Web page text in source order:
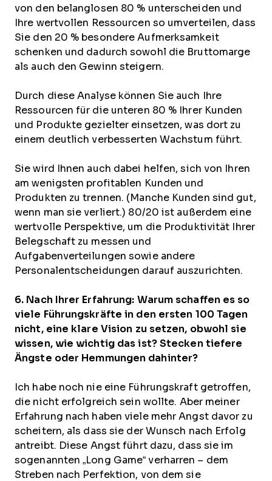
von den belanglosen 80 % unterscheiden und
Ihre wertvollen Ressourcen so umverteilen, dass
Sie den 20 % besondere Aufmerksamkeit
schenken und dadurch sowohl die Bruttomarge
als auch den Gewinn steigern.
Durch diese Analyse können Sie auch Ihre
Ressourcen für die unteren 80 % Ihrer Kunden
und Produkte gezielter einsetzen, was dort zu
einem deutlich verbesserten Wachstum führt.
Sie wird Ihnen auch dabei helfen, sich von Ihren
am wenigsten profitablen Kunden und
Produkten zu trennen. (Manche Kunden sind gut,
wenn man sie verliert.) 80/20 ist außerdem eine
wertvolle Perspektive, um die Produktivität Ihrer
Belegschaft zu messen und
Aufgabenverteilungen sowie andere
Personalentscheidungen darauf auszurichten.
6. Nach Ihrer Erfahrung: Warum schaffen es so
viele Führungskräfte in den ersten 100 Tagen
nicht, eine klare Vision zu setzen, obwohl sie
wissen, wie wichtig das ist? Stecken tiefere
Ängste oder Hemmungen dahinter?
Ich habe noch nie eine Führungskraft getroffen,
die nicht erfolgreich sein wollte. Aber meiner
Erfahrung nach haben viele mehr Angst davor zu
scheitern, als dass sie der Wunsch nach Erfolg
antreibt. Diese Angst führt dazu, dass sie im
sogenannten „Long Game“ verharren – dem
Streben nach Perfektion, von dem sie